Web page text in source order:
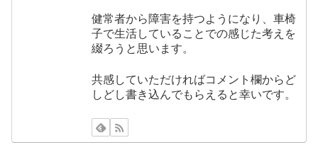
健常者から障害を持つようになり、車椅
子で生活していることでの感じた考えを
綴ろうと思います。
共感していただければコメント欄からど
しどし書き込んでもらえると幸いです。